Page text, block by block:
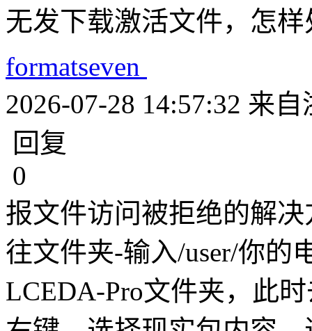
formatseven
2026-07-28 14:57:32 来自
回复
0
报文件访问被拒绝的解
往文件夹-输入/user/你的
LCEDA-Pro文件夹，此